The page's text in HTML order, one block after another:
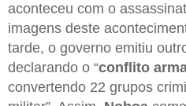
aconteceu com o
imagens deste
tarde, o governo emitiu
declarando o “conflito
convertendo 22 grupos